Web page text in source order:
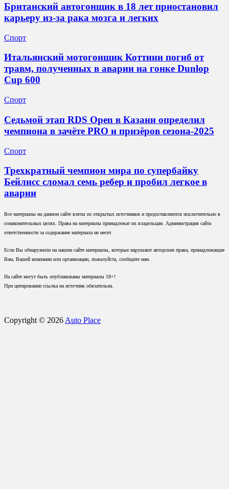
Британский автогонщик в 18 лет приостановил
карьеру из‑за рака мозга и легких
Спорт
Итальянский мотогонщик Коттини погиб от
травм, полученных в аварии на гонке Dunlop
Cup 600
Спорт
Седьмой этап RDS Open в Казани определил
чемпиона в зачёте PRO и призёров сезона-2025
Спорт
Трехкратный чемпион мира по супербайку
Бейлисс сломал семь ребер и пробил легкое в
аварии
Все материалы на данном сайте взяты из открытых источников и предоставляются исключительно в
ознакомительных целях. Права на материалы принадлежат их владельцам. Администрация сайта
ответственности за содержание материала не несет.
Если Вы обнаружили на нашем сайте материалы, которые нарушают авторские права, принадлежащие
Вам, Вашей компании или организации, пожалуйста, сообщите нам.
На сайте могут быть опубликованы материалы 18+!
При цитировании ссылка на источник обязательна.
Copyright © 2026 Auto Place